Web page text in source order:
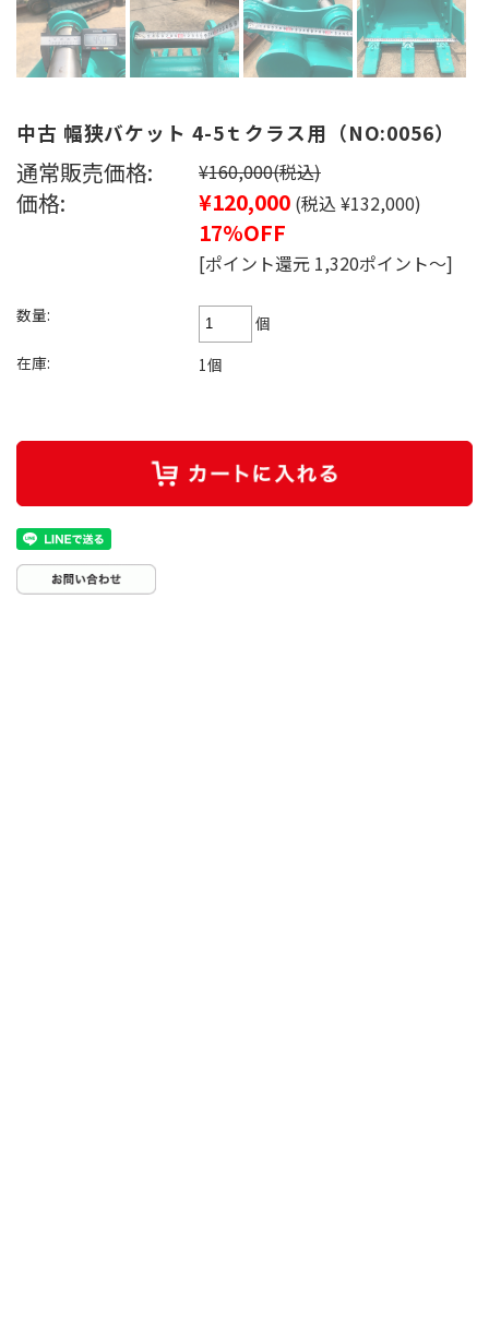
中古 幅狭バケット 4-5ｔクラス用（NO:0056）
通常販売価格: ¥160,000(税込)
価格: ¥120,000 (税込 ¥132,000)
17%OFF
[ポイント還元 1,320ポイント～]
数量:
個
在庫:
1個